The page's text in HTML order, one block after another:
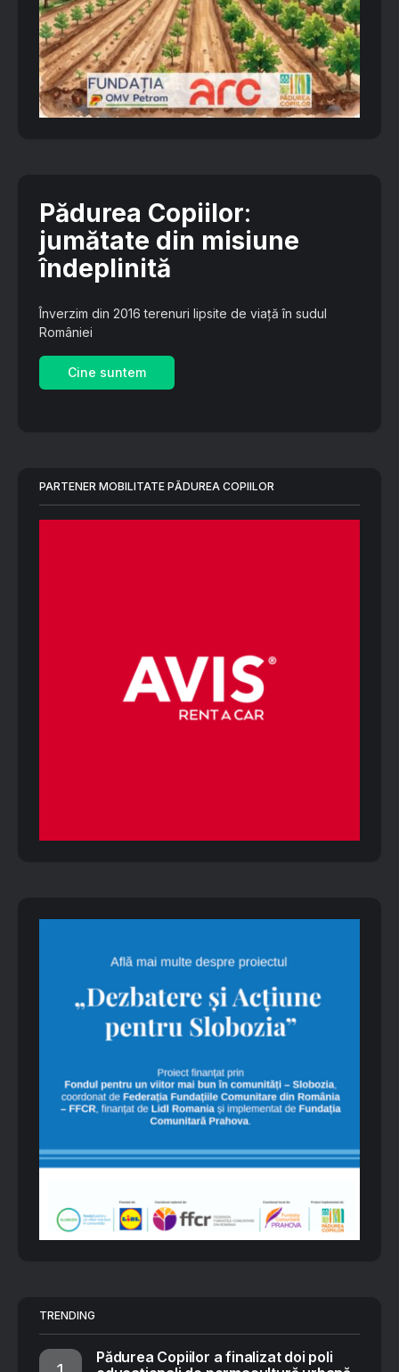
Pădurea Copiilor:
jumătate din misiune
îndeplinită
Înverzim din 2016 terenuri lipsite de viață în sudul
României
Cine suntem
PARTENER MOBILITATE PĂDUREA COPIILOR
TRENDING
Pădurea Copiilor a finalizat doi poli